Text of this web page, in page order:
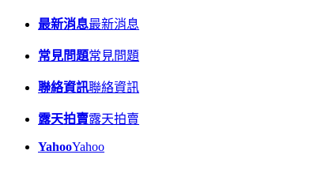
最新消息最新消息
常見問題常見問題
聯絡資訊聯絡資訊
露天拍賣露天拍賣
YahooYahoo